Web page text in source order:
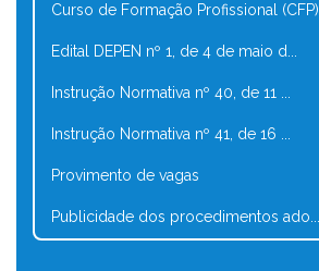
Curso de Formação Profissional (CFP)
Edital DEPEN nº 1, de 4 de maio d...
Instrução Normativa nº 40, de 11 ...
Instrução Normativa nº 41, de 16 ...
Provimento de vagas
Publicidade dos procedimentos ado...